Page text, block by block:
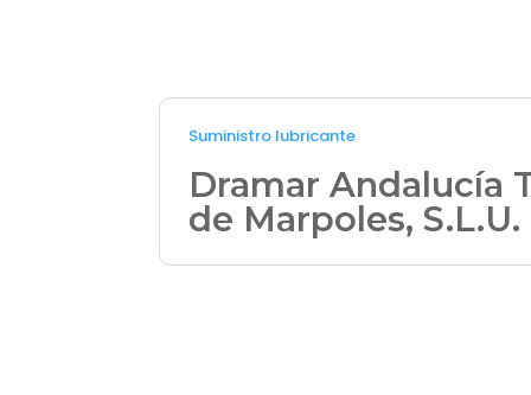
Suministro lubricante
Dramar Andalucía
de Marpoles, S.L.U.